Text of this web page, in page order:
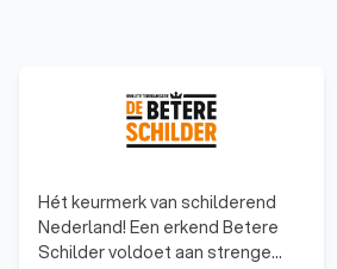
Hét keurmerk van schilderend
Nederland! Een erkend Betere
Schilder voldoet aan strenge